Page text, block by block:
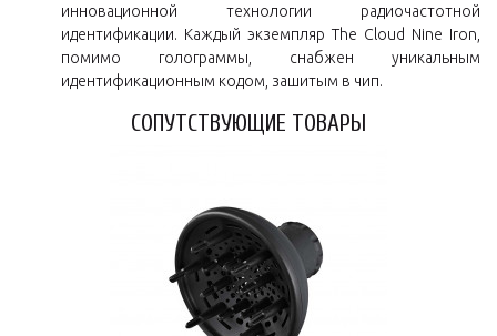
инновационной технологии радиочастотной
идентификации. Каждый экземпляр The Cloud Nine Iron,
помимо голограммы, снабжен уникальным
идентификационным кодом, зашитым в чип.
СОПУТСТВУЮЩИЕ ТОВАРЫ